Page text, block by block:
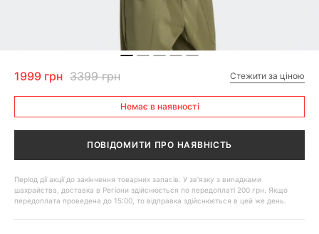
1999 грн 3399 грн Стежити за ціною
Немає в наявності
ПОВІДОМИТИ ПРО НАЯВНІСТЬ
Період дії акції до закінчення товарних запасів. У зв'язку з випадками
шахрайства, доставка в Регіони здійснюється по передоплаті 200 грн. Якщо
передоплата проведена до 15:00, то відправка здійснюється в цей же день.